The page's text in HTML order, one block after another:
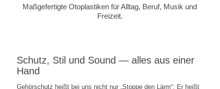
Maßgefertigte Otoplastiken für Alltag, Beruf, Musik und
Freizeit.
Schutz, Stil und Sound — alles aus einer
Hand
Gehörschutz heißt bei uns nicht nur „Stoppe den Lärm“: Er heißt